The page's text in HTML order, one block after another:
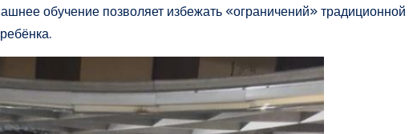
обучение позволяет избежать «ограничений» традиционной